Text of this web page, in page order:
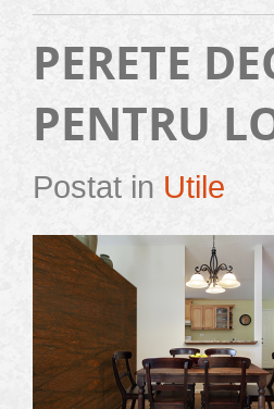
PERETE
PENTRU
Postat in Utile